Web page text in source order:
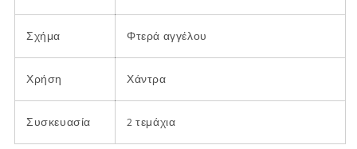
Σχήμα Φτερά αγγέλου
Χρήση Χάντρα
Συσκευασία 2 τεμάχια